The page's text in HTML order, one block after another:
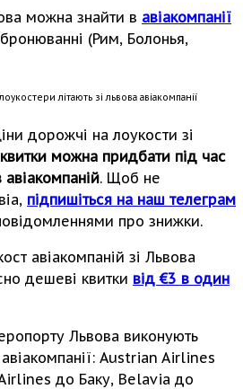
можна знайти в авіакомпанії
(Рим, Болонья,
дорожчі на лоукости зі
можна придбати під час
. Щоб не
підпишіться на наш телеграм
про знижки.
авіакомпаній зі Львова
дешеві квитки від €3 в один
Львова виконують
Austrian Airlines
до Баку, Belavia до